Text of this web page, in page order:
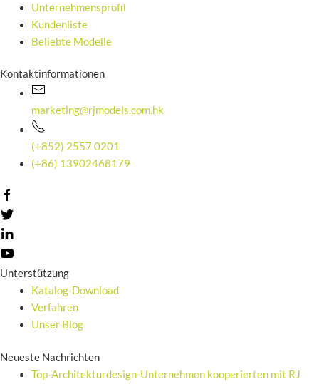
Unternehmensprofil
Kundenliste
Beliebte Modelle
Kontaktinformationen
marketing@rjmodels.com.hk
(+852) 2557 0201
(+86) 13902468179
Unterstützung
Katalog-Download
Verfahren
Unser Blog
Neueste Nachrichten
Top-Architekturdesign-Unternehmen kooperierten mit RJ